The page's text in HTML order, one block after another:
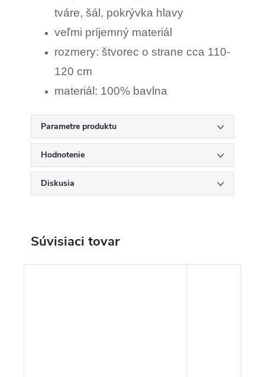
tváre, šál, pokrývka hlavy
veľmi príjemný materiál
rozmery: štvorec o strane cca 110-
120 cm
materiál: 100% bavlna
Parametre produktu
Hodnotenie
Diskusia
Súvisiaci tovar